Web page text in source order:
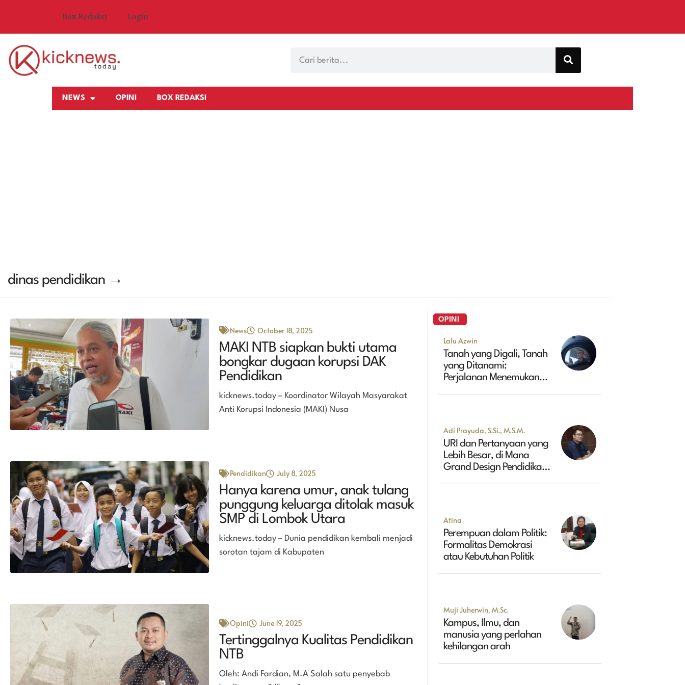
Box Redaksi Login
NEWS OPINI BOX REDAKSI
dinas pendidikan →
News October 18, 2025
MAKI NTB siapkan bukti utama
bongkar dugaan korupsi DAK
Pendidikan
kicknews.today – Koordinator Wilayah Masyarakat
Anti Korupsi Indonesia (MAKI) Nusa
Pendidikan July 8, 2025
Hanya karena umur, anak tulang
punggung keluarga ditolak masuk
SMP di Lombok Utara
kicknews.today – Dunia pendidikan kembali menjadi
sorotan tajam di Kabupaten
Opini June 19, 2025
Tertinggalnya Kualitas Pendidikan
NTB
Oleh: Andi Fardian, M.A Salah satu penyebab
OPINI
Lalu Azwin
Tanah yang Digali, Tanah
yang Ditanami:
Perjalanan Menemukan
Adi Prayuda, S.Si., M.S.M.
URI dan Pertanyaan yang
Lebih Besar, di Mana
Grand Design Pendidikan
Atina
Perempuan dalam Politik:
Formalitas Demokrasi
atau Kebutuhan Politik
Muji Juherwin, M.Sc.
Kampus, Ilmu, dan
manusia yang perlahan
kehilangan arah